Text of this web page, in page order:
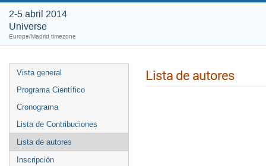
2-5 abril 2014
Universe
Europe/Madrid timezone
Vista general
Programa Científico
Cronograma
Lista de Contribuciones
Lista de autores
Inscripción
Lista de autores